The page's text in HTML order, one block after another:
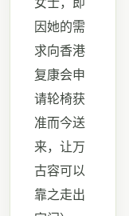
女士，即
因她的需
求向香港
复康会申
请轮椅获
准而今送
来，让万
古容可以
靠之走出